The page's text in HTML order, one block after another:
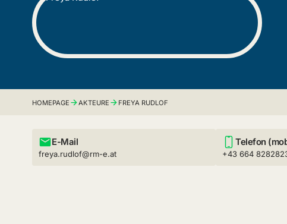
HOMEPAGE AKTEURE FREYA RUDLOF
E-Mail
freya.rudlof@rm-e.at
Telefon
+43 664